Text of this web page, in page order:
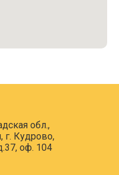
обл.,
г. Кудрово,
оф. 104